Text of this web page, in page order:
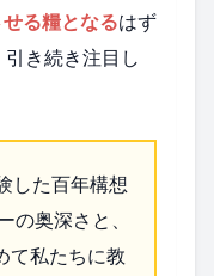
る糧となるはず
き続き注目し
した百年構想
の奥深さと、
て私たちに教